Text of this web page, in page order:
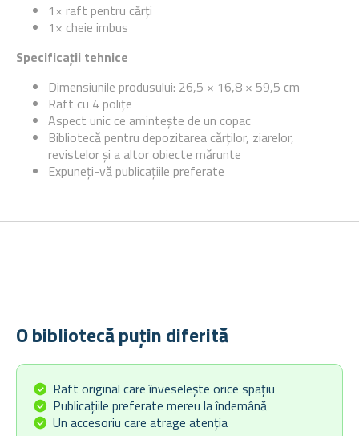
1× raft pentru cărți
1× cheie imbus
Specificații tehnice
Dimensiunile produsului: 26,5 × 16,8 × 59,5 cm
Raft cu 4 polițe
Aspect unic ce amintește de un copac
Bibliotecă pentru depozitarea cărților, ziarelor,
revistelor și a altor obiecte mărunte
Expuneți-vă publicațiile preferate
O bibliotecă puțin diferită
Raft original care înveselește orice spațiu
Publicațiile preferate mereu la îndemână
Un accesoriu care atrage atenția